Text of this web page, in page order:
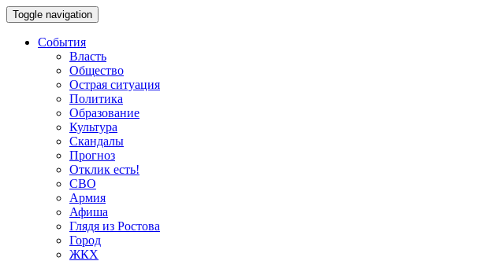
Toggle navigation
События
Власть
Общество
Острая ситуация
Политика
Образование
Культура
Скандалы
Прогноз
Отклик есть!
СВО
Армия
Афиша
Глядя из Ростова
Город
ЖКХ